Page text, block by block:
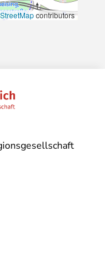
contributors